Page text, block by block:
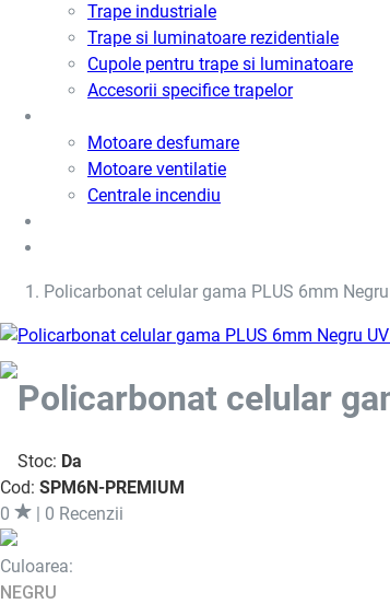
Trape industriale
Trape si luminatoare rezidentiale
Cupole pentru trape si luminatoare
Accesorii specifice trapelor
Motoare desfumare
Motoare ventilatie
Centrale incendiu
Policarbonat celular gama PLUS 6mm Negru
Policarbonat celular
Stoc: Da
Cod: SPM6N-PREMIUM
0
| 0 Recenzii
Culoarea:
NEGRU